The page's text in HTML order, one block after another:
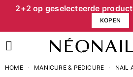
2+2 op geselecteerde
KOPEN
HOME MANICURE & PEDICURE NAIL